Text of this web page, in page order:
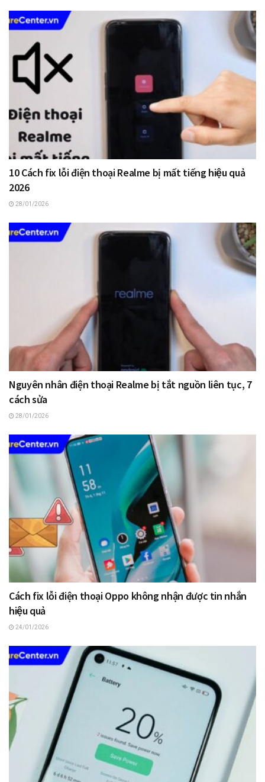
10 Cách fix lỗi điện thoại Realme bị mất tiếng hiệu quả
2026
28/01/2026
Nguyên nhân điện thoại Realme bị tắt nguồn liên tục, 7
cách sửa
28/01/2026
Cách fix lỗi điện thoại Oppo không nhận được tin nhắn
hiệu quả
24/01/2026